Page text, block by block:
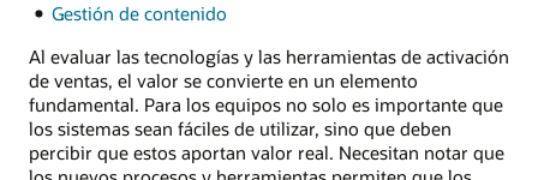
Gestión de contenido
Al evaluar las tecnologías y las herramientas de activación
de ventas, el valor se convierte en un elemento
fundamental. Para los equipos no solo es importante que
los sistemas sean fáciles de utilizar, sino que deben
percibir que estos aportan valor real. Necesitan notar que